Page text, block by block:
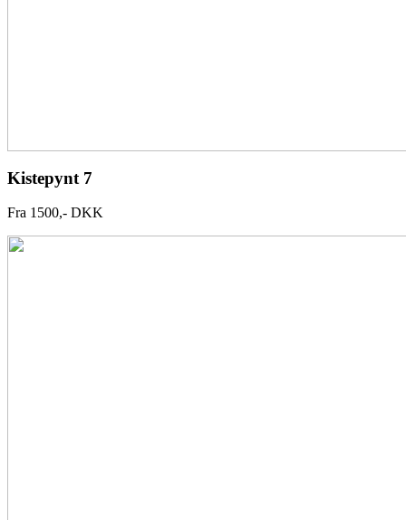
Kistepynt 7
Fra 1500,- DKK